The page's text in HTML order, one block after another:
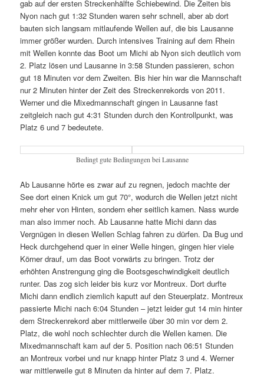
gab auf der ersten Streckenhälfte Schiebewind. Die Zeiten bis
Nyon nach gut 1:32 Stunden waren sehr schnell, aber ab dort
bauten sich langsam mitlaufende Wellen auf, die bis Lausanne
immer größer wurden. Durch intensives Training auf dem Rhein
mit Wellen konnte das Boot um Michi ab Nyon sich deutlich vom
2. Platz lösen und Lausanne in 3:58 Stunden passieren, schon
gut 18 Minuten vor dem Zweiten. Bis hier hin war die Mannschaft
nur 2 Minuten hinter der Zeit des Streckenrekords von 2011.
Werner und die Mixedmannschaft gingen in Lausanne fast
zeitgleich nach gut 4:31 Stunden durch den Kontrollpunkt, was
Platz 6 und 7 bedeutete.
Bedingt gute Bedingungen bei Lausanne
Ab Lausanne hörte es zwar auf zu regnen, jedoch machte der
See dort einen Knick um gut 70°, wodurch die Wellen jetzt nicht
mehr eher von Hinten, sondern eher seitlich kamen. Nass wurde
man also immer noch. Ab Lausanne hatte Michi dann das
Vergnügen in diesen Wellen Schlag fahren zu dürfen. Da Bug und
Heck durchgehend quer in einer Welle hingen, gingen hier viele
Körner drauf, um das Boot vorwärts zu bringen. Trotz der
erhöhten Anstrengung ging die Bootsgeschwindigkeit deutlich
runter. Das zog sich leider bis kurz vor Montreux. Dort durfte
Michi dann endlich ziemlich kaputt auf den Steuerplatz. Montreux
passierte Michi nach 6:04 Stunden – jetzt leider gut 14 min hinter
dem Streckenrekord aber mittlerweile über 30 min vor dem 2.
Platz, die wohl noch schlechter durch die Wellen kamen. Die
Mixedmannschaft kam auf der 5. Position nach 06:51 Stunden
an Montreux vorbei und nur knapp hinter Platz 3 und 4. Werner
war mittlerweile gut 8 Minuten da hinter auf dem 7. Platz.